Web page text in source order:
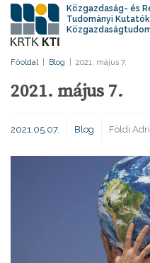
Közgazdaság- és
Tudományi
Főoldal Blog 2021. május 7.
2021. május 7.
2021.05.07. Blog Földi